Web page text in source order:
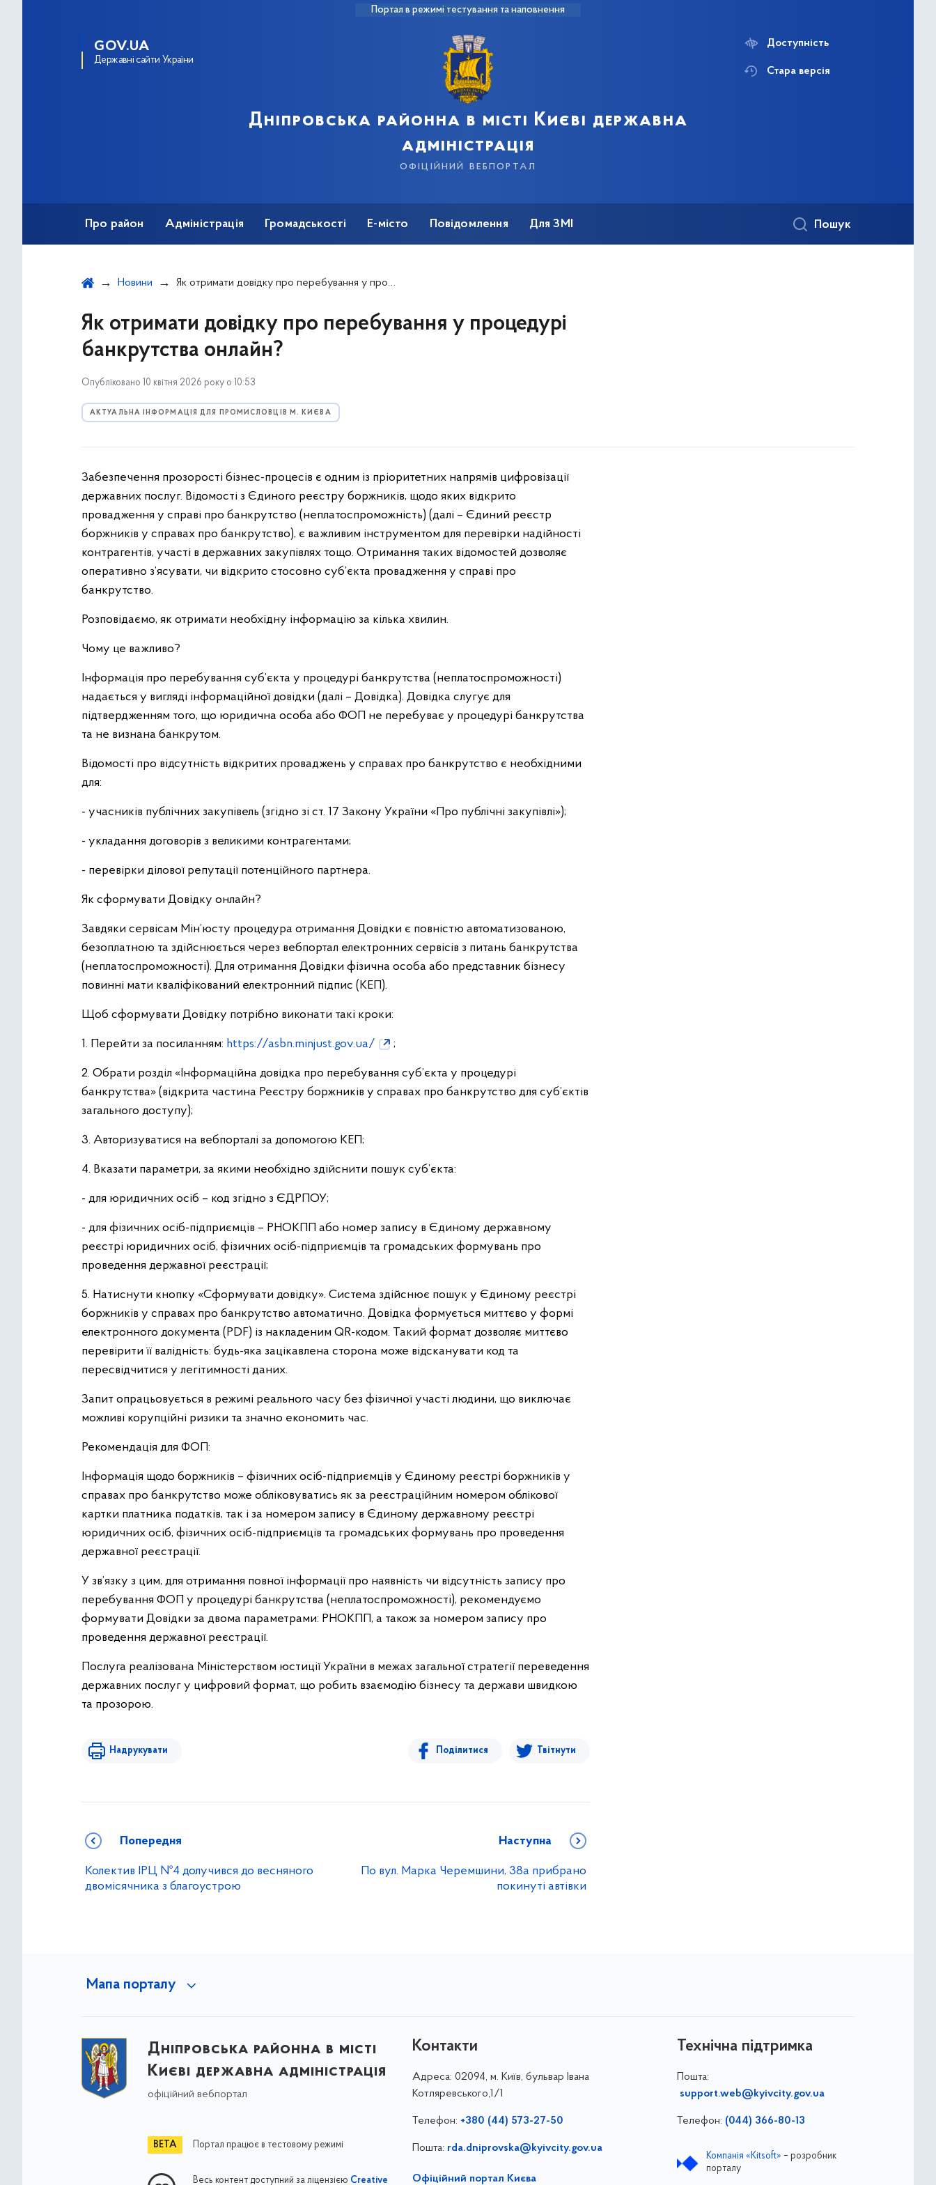
Портал в режимі тестування та наповнення
GOV.UA
Державні сайти України
Дніпровська районна в місті Києві державна
адміністрація
офіційний вебпортал
Доступність
Стара версія
Про район Адміністрація Громадськості Е-місто Повідомлення Для ЗМІ Пошук
Новини Як отримати довідку про перебування у процедурі банкрутства онлайн?
Як отримати довідку про перебування у процедурі
банкрутства онлайн?
Опубліковано 10 квітня 2026 року о 10:53
АКТУАЛЬНА ІНФОРМАЦІЯ ДЛЯ ПРОМИСЛОВЦІВ М. КИЄВА
Забезпечення прозорості бізнес-процесів є одним із пріоритетних напрямів цифровізації
державних послуг. Відомості з Єдиного реєстру боржників, щодо яких відкрито
провадження у справі про банкрутство (неплатоспроможність) (далі – Єдиний реєстр
боржників у справах про банкрутство), є важливим інструментом для перевірки надійності
контрагентів, участі в державних закупівлях тощо. Отримання таких відомостей дозволяє
оперативно з’ясувати, чи відкрито стосовно суб’єкта провадження у справі про
банкрутство.
Розповідаємо, як отримати необхідну інформацію за кілька хвилин.
Чому це важливо?
Інформація про перебування суб’єкта у процедурі банкрутства (неплатоспроможності)
надається у вигляді інформаційної довідки (далі – Довідка). Довідка слугує для
підтвердженням того, що юридична особа або ФОП не перебуває у процедурі банкрутства
та не визнана банкрутом.
Відомості про відсутність відкритих проваджень у справах про банкрутство є необхідними
для:
- учасників публічних закупівель (згідно зі ст. 17 Закону України «Про публічні закупівлі»);
- укладання договорів з великими контрагентами;
- перевірки ділової репутації потенційного партнера.
Як сформувати Довідку онлайн?
Завдяки сервісам Мін’юсту процедура отримання Довідки є повністю автоматизованою,
безоплатною та здійснюється через вебпортал електронних сервісів з питань банкрутства
(неплатоспроможності). Для отримання Довідки фізична особа або представник бізнесу
повинні мати кваліфікований електронний підпис (КЕП).
Щоб сформувати Довідку потрібно виконати такі кроки:
1. Перейти за посиланням: https://asbn.minjust.gov.ua/ ;
2. Обрати розділ «Інформаційна довідка про перебування суб’єкта у процедурі
банкрутства» (відкрита частина Реєстру боржників у справах про банкрутство для суб’єктів
загального доступу);
3. Авторизуватися на вебпорталі за допомогою КЕП;
4. Вказати параметри, за якими необхідно здійснити пошук суб’єкта:
- для юридичних осіб – код згідно з ЄДРПОУ;
- для фізичних осіб-підприємців – РНОКПП або номер запису в Єдиному державному
реєстрі юридичних осіб, фізичних осіб-підприємців та громадських формувань про
проведення державної реєстрації;
5. Натиснути кнопку «Сформувати довідку». Система здійснює пошук у Єдиному реєстрі
боржників у справах про банкрутство автоматично. Довідка формується миттєво у формі
електронного документа (PDF) із накладеним QR-кодом. Такий формат дозволяє миттєво
перевірити її валідність: будь-яка зацікавлена сторона може відсканувати код та
пересвідчитися у легітимності даних.
Запит опрацьовується в режимі реального часу без фізичної участі людини, що виключає
можливі корупційні ризики та значно економить час.
Рекомендація для ФОП:
Інформація щодо боржників – фізичних осіб-підприємців у Єдиному реєстрі боржників у
справах про банкрутство може обліковуватись як за реєстраційним номером облікової
картки платника податків, так і за номером запису в Єдиному державному реєстрі
юридичних осіб, фізичних осіб-підприємців та громадських формувань про проведення
державної реєстрації.
У зв’язку з цим, для отримання повної інформації про наявність чи відсутність запису про
перебування ФОП у процедурі банкрутства (неплатоспроможності), рекомендуємо
формувати Довідки за двома параметрами: РНОКПП, а також за номером запису про
проведення державної реєстрації.
Послуга реалізована Міністерством юстиції України в межах загальної стратегії переведення
державних послуг у цифровий формат, що робить взаємодію бізнесу та держави швидкою
та прозорою.
Надрукувати Поділитися Твітнути
Попередня
Колектив ІРЦ №4 долучився до весняного
двомісячника з благоустрою
Наступна
По вул. Марка Черемшини, 38а прибрано
покинуті автівки
Мапа порталу
Дніпровська районна в місті
Києві державна адміністрація
офіційний вебпортал
Портал працює в тестовому режимі
Весь контент доступний за ліцензією Creative
Контакти
Адреса: 02094, м. Київ, бульвар Івана
Котляревського,1/1
Телефон: +380 (44) 573-27-50
Пошта: rda.dniprovska@kyivcity.gov.ua
Офіційний портал Києва
Технічна підтримка
Пошта:
support.web@kyivcity.gov.ua
Телефон: (044) 366-80-13
Компанія «Kitsoft» – розробник
порталу